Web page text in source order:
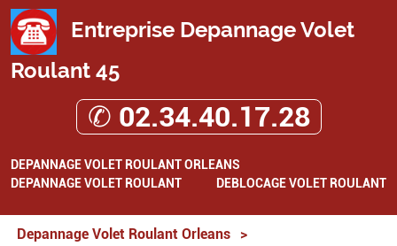
Entreprise Depannage Volet
Roulant 45
✆ 02.34.40.17.28
DEPANNAGE VOLET ROULANT ORLEANS
DEPANNAGE VOLET ROULANT
DEBLOCAGE VOLET ROULANT
Depannage Volet Roulant Orleans
>